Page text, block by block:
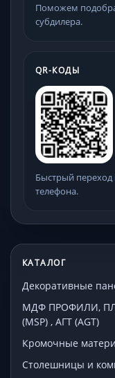
Поможем
субдилера.
QR-КОДЫ
Быстрый
телефона.
КАТАЛОГ
Декоративные
МДФ ПРОФИЛИ,
(MSP) , АГТ (AGT)
Кромочные
Столешницы и